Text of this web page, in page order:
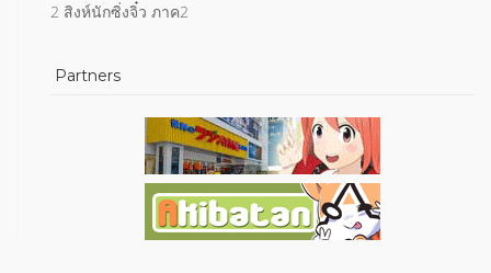
2 สิงห์นักซิ่งจิ๋ว ภาค2
Partners